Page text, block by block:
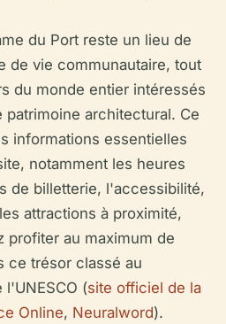
du Port reste un lieu de
de vie communautaire, tout
du monde entier intéressés
architectural. Ce
informations essentielles
notamment les heures
de billetterie, l'accessibilité,
attractions à proximité,
profiter au maximum de
ce trésor classé au
l'UNESCO (site officiel de la
Online, Neuralword).